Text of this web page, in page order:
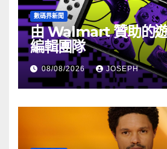
數碼界新聞
由 Walmart 贊助的
編輯團隊
08/08/2026 JOSEPH